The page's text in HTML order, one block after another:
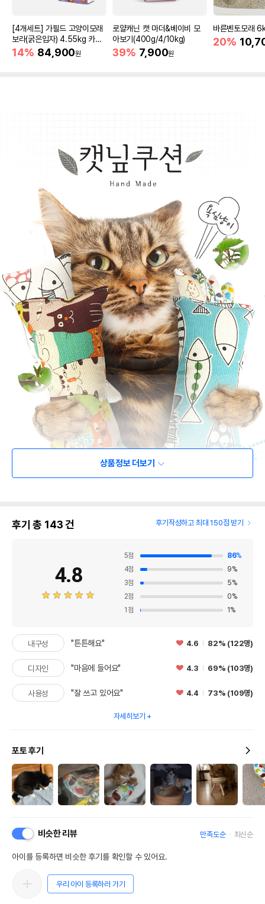
[4개세트] 가필드 고양이모래
보라(굵은입자) 4.55kg 카사
바모래
14% 84,900원
로얄캐닌 캣 마더&베이비 모
아보기(400g/4/10kg)
39% 7,900원
바른벤토모래
20%
상품정보 더보기
후기 총 143건 후기작성하고 최대 150점 받기
4.8
5점 86%
4점 9%
3점 5%
2점 0%
1 점 1 %
내구성 "튼튼해요" 4.6 82% (122명)
디자인 "마음에 들어요" 4.3 69% (103명)
사용성 "잘 쓰고 있어요" 4.4 73% (109명)
자세히보기
포토 후기
비슷한 리뷰 만족도순 최신순
아이를 등록하면 비슷한 후기를 확인할 수 있어요.
우리 아이 등록하러 가기